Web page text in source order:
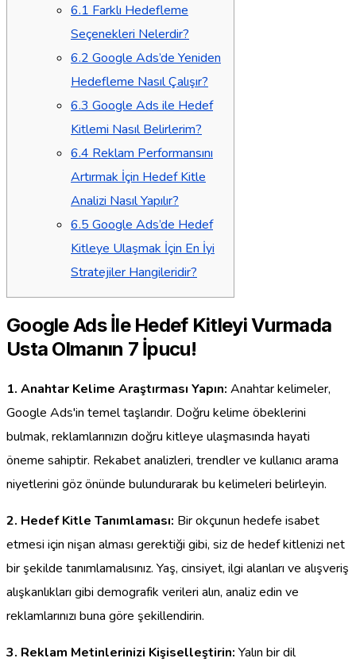
6.1 Farklı Hedefleme
Seçenekleri Nelerdir?
6.2 Google Ads’de Yeniden
Hedefleme Nasıl Çalışır?
6.3 Google Ads ile Hedef
Kitlemi Nasıl Belirlerim?
6.4 Reklam Performansını
Artırmak İçin Hedef Kitle
Analizi Nasıl Yapılır?
6.5 Google Ads’de Hedef
Kitleye Ulaşmak İçin En İyi
Stratejiler Hangileridir?
Google Ads İle Hedef Kitleyi Vurmada
Usta Olmanın 7 İpucu!
1. Anahtar Kelime Araştırması Yapın: Anahtar kelimeler,
Google Ads'in temel taşlarıdır. Doğru kelime öbeklerini
bulmak, reklamlarınızın doğru kitleye ulaşmasında hayati
öneme sahiptir. Rekabet analizleri, trendler ve kullanıcı arama
niyetlerini göz önünde bulundurarak bu kelimeleri belirleyin.
2. Hedef Kitle Tanımlaması: Bir okçunun hedefe isabet
etmesi için nişan alması gerektiği gibi, siz de hedef kitlenizi net
bir şekilde tanımlamalısınız. Yaş, cinsiyet, ilgi alanları ve alışveriş
alışkanlıkları gibi demografik verileri alın, analiz edin ve
reklamlarınızı buna göre şekillendirin.
3. Reklam Metinlerinizi Kişiselleştirin: Yalın bir dil